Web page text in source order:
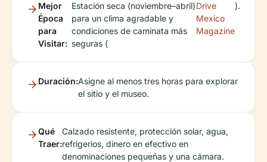
Mejor
Época
para
Visitar:
Estación seca (noviembre–abril)
para un clima agradable y
condiciones de caminata más
seguras (
Drive
Mexico
Magazine
).
Duración:Asigne al menos tres horas para explorar
el sitio y el museo.
Qué
Traer:
Calzado resistente, protección solar, agua,
refrigerios, dinero en efectivo en
denominaciones pequeñas y una cámara.